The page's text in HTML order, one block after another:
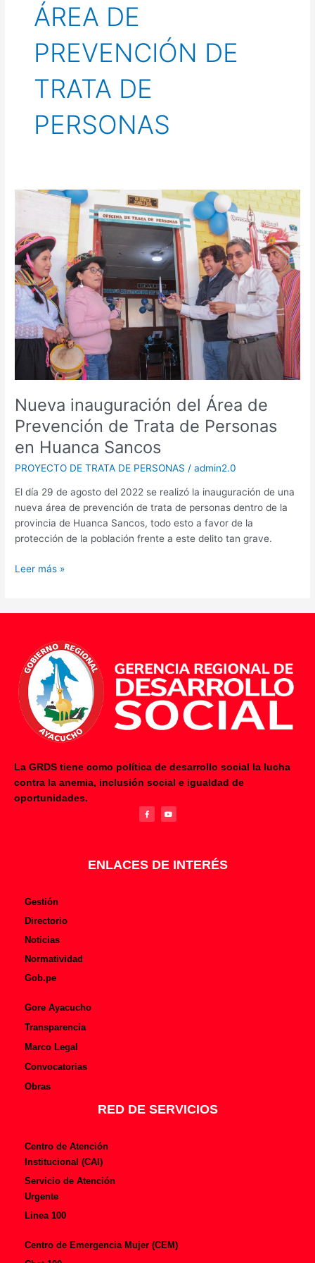
ÁREA DE
PREVENCIÓN DE
TRATA DE
PERSONAS
Nueva inauguración del Área de
Prevención de Trata de Personas
en Huanca Sancos
PROYECTO DE TRATA DE PERSONAS /admin2.0
El día 29 de agosto del 2022 se realizó la inauguración de una
nueva área de prevención de trata de personas dentro de la
provincia de Huanca Sancos, todo esto a favor de la
protección de la población frente a este delito tan grave.
Nueva
inauguración
Área
de
Prevención
de
Trata
de
Personas
Huanca
Sancos
Leer más »
La GRDS tiene como política de desarrollo social la lucha
contra la anemia, inclusión social e igualdad de
oportunidades.
c
e
b
u
t
u
ENLACES DE INTERÉS
Gestión
Directorio
Noticias
Normatividad
Gob.pe
Gore Ayacucho
Transparencia
Marco Legal
Convocatorias
Obras
RED DE SERVICIOS
Centro de Atención
Institucional (CAI)
Servicio de Atención
Urgente
Linea 100
Centro de Emergencia Mujer (CEM)